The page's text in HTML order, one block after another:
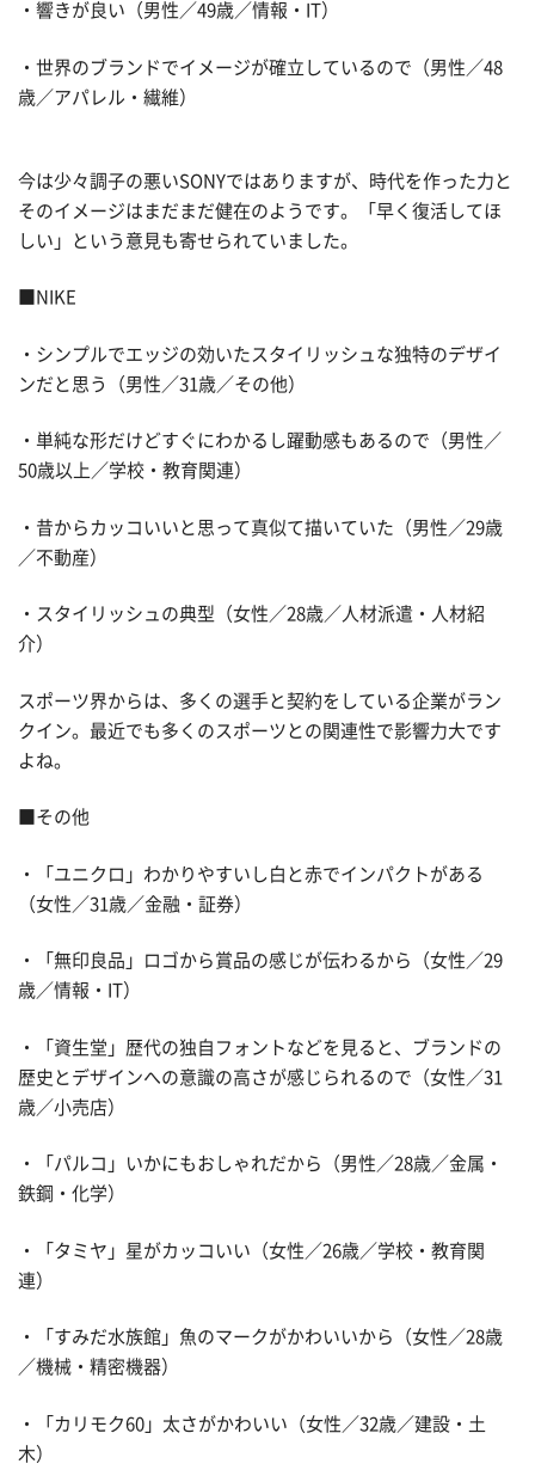
・響きが良い（男性／49歳／情報・IT）
・世界のブランドでイメージが確立しているので（男性／48
歳／アパレル・繊維）
今は少々調子の悪いSONYではありますが、時代を作った力と
そのイメージはまだまだ健在のようです。「早く復活してほ
しい」という意見も寄せられていました。
■NIKE
・シンプルでエッジの効いたスタイリッシュな独特のデザイ
ンだと思う（男性／31歳／その他）
・単純な形だけどすぐにわかるし躍動感もあるので（男性／
50歳以上／学校・教育関連）
・昔からカッコいいと思って真似て描いていた（男性／29歳
／不動産）
・スタイリッシュの典型（女性／28歳／人材派遣・人材紹
介）
スポーツ界からは、多くの選手と契約をしている企業がラン
クイン。最近でも多くのスポーツとの関連性で影響力大です
よね。
■その他
・「ユニクロ」わかりやすいし白と赤でインパクトがある
（女性／31歳／金融・証券）
・「無印良品」ロゴから賞品の感じが伝わるから（女性／29
歳／情報・IT）
・「資生堂」歴代の独自フォントなどを見ると、ブランドの
歴史とデザインへの意識の高さが感じられるので（女性／31
歳／小売店）
・「パルコ」いかにもおしゃれだから（男性／28歳／金属・
鉄鋼・化学）
・「タミヤ」星がカッコいい（女性／26歳／学校・教育関
連）
・「すみだ水族館」魚のマークがかわいいから（女性／28歳
／機械・精密機器）
・「カリモク60」太さがかわいい（女性／32歳／建設・土
木）